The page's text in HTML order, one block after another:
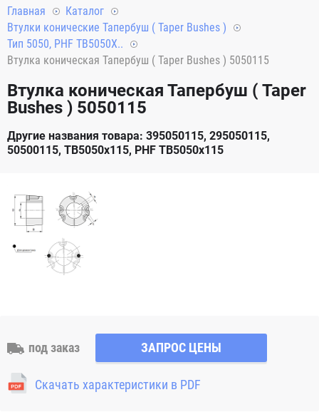
Главная
Каталог
Втулки конические Тапербуш ( Taper Bushes )
Тип 5050, PHF TB5050X..
Втулка коническая Тапербуш ( Taper Bushes ) 5050115
Втулка коническая Тапербуш ( Taper
Bushes ) 5050115
Другие названия товара: 395050115, 295050115,
50500115, TB5050x115, PHF TB5050x115
под заказ ЗАПРОС ЦЕНЫ
Скачать характеристики в PDF